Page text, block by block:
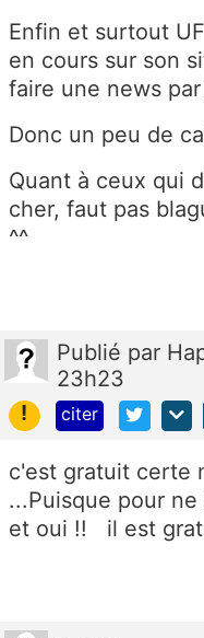
Enfin et surtout
en cours sur son
faire une news
Donc un peu de
Quant à ceux qui
cher, faut pas
^^
Publié par
23h23
!
citer
c'est gratuit certe
...Puisque pour
et oui !! il est